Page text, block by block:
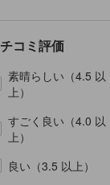
コミ評価
素晴らしい（4.5 以
上）
すごく良い（4.0 以
上）
良い（3.5 以上）